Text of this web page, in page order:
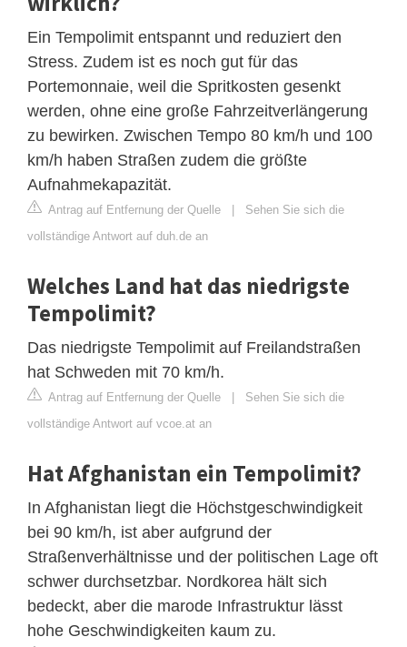
Ein Tempolimit entspannt und reduziert den
Stress. Zudem ist es noch gut für das
Portemonnaie, weil die Spritkosten gesenkt
werden, ohne eine große Fahrzeitverlängerung
zu bewirken. Zwischen Tempo 80 km/h und 100
km/h haben Straßen zudem die größte
Aufnahmekapazität.
Antrag auf Entfernung der Quelle | Sehen Sie sich die
vollständige Antwort auf duh.de an
Welches Land hat das niedrigste
Tempolimit?
Das niedrigste Tempolimit auf Freilandstraßen
hat Schweden mit 70 km/h.
Antrag auf Entfernung der Quelle | Sehen Sie sich die
vollständige Antwort auf vcoe.at an
Hat Afghanistan ein Tempolimit?
In Afghanistan liegt die Höchstgeschwindigkeit
bei 90 km/h, ist aber aufgrund der
Straßenverhältnisse und der politischen Lage oft
schwer durchsetzbar. Nordkorea hält sich
bedeckt, aber die marode Infrastruktur lässt
hohe Geschwindigkeiten kaum zu.